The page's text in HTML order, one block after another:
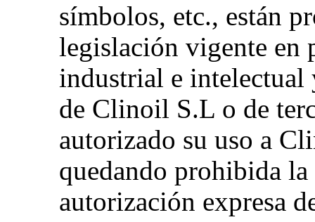
símbolos, etc., están
legislación vigente en
industrial e intelectual
de Clinoil S.L o de
autorizado su uso a
quedando prohibida
autorización expresa